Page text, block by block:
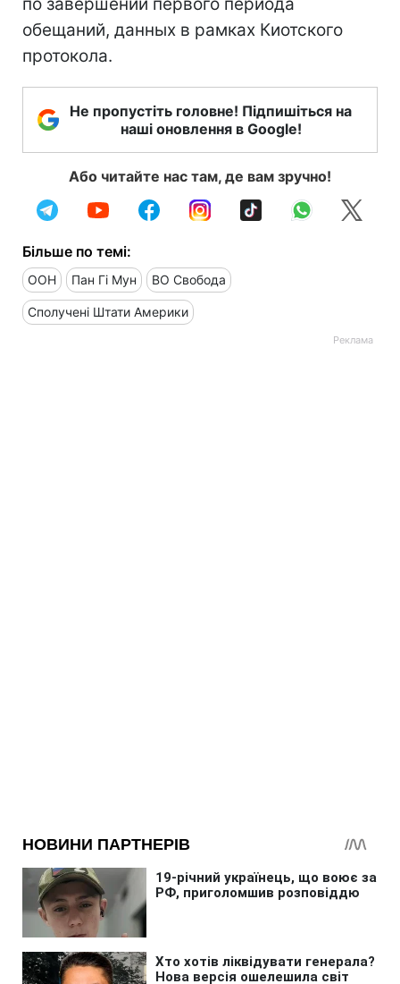
обещаний, данных в рамках Киотского
протокола.
Не пропустіть головне! Підпишіться на
наші оновлення в Google!
Або читайте нас там, де вам зручно!
Більше по темі:
ООН Пан Гі Мун ВО Свобода
Сполучені Штати Америки